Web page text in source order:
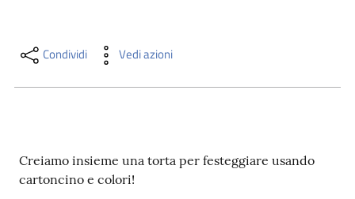
Condividi Vedi azioni
Creiamo insieme una torta per festeggiare usando
cartoncino e colori!